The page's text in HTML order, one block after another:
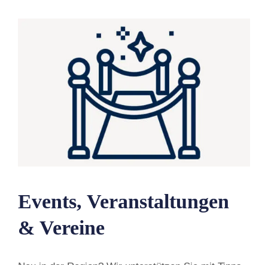
Events, Veranstaltungen
& Vereine